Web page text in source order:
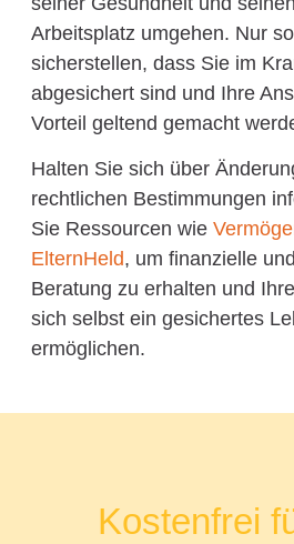
Arbeitsplatz umgehen. Nur
sicherstellen, dass Sie im
abgesichert sind und Ihre
Vorteil geltend gemacht
Halten Sie sich über
rechtlichen Bestimmungen
Sie Ressourcen wie
ElternHeld, um finanzielle
Beratung zu erhalten und
sich selbst ein gesichertes
ermöglichen.
Kostenfrei